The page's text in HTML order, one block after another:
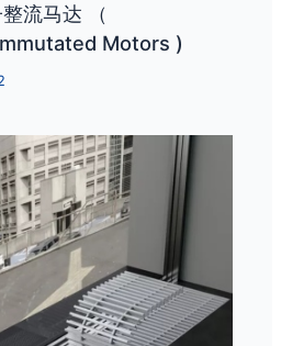
流马达 （
Motors )